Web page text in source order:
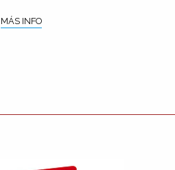
MÁS INFO